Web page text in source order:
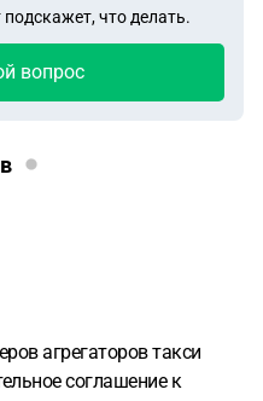
что делать.
вопрос
агрегаторов такси
соглашение к